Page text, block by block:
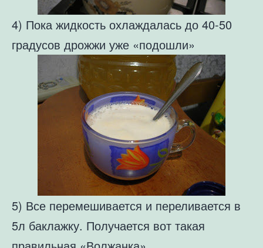
4) Пока жидкость охлаждалась до 40-50
градусов дрожжи уже «подошли»
5) Все перемешивается и переливается в
5л баклажку. Получается вот такая